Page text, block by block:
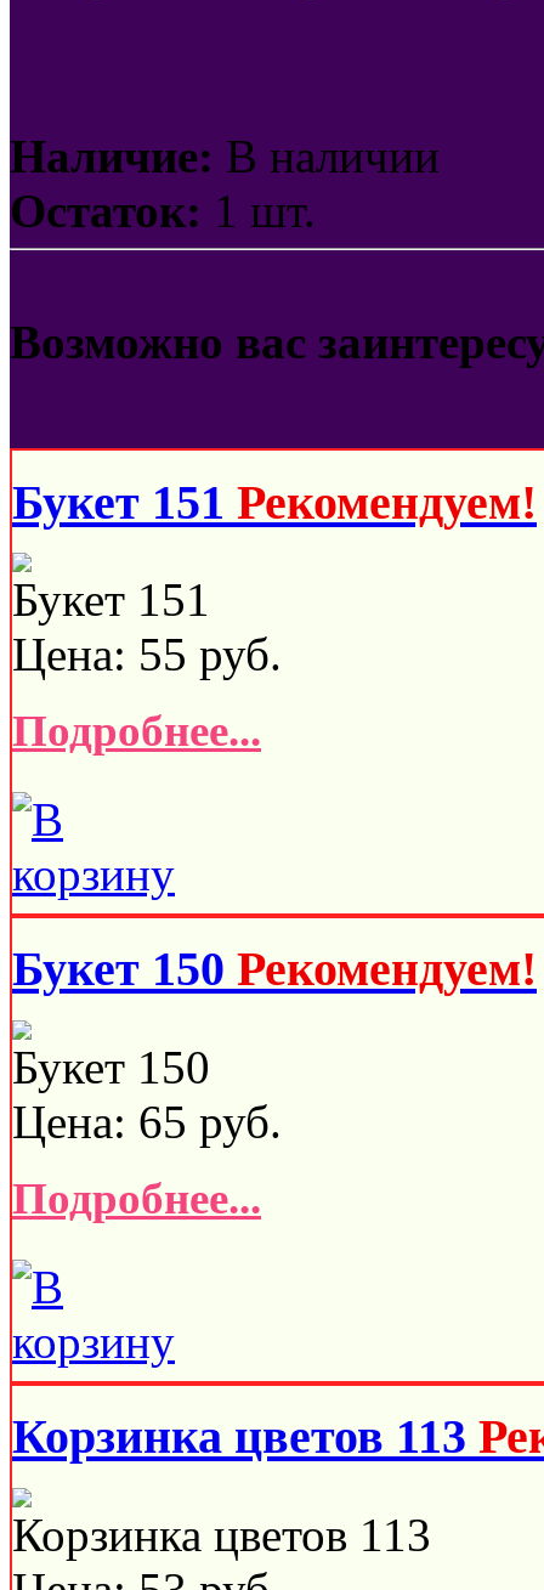
Наличие: В наличии
Остаток: 1 шт.
Возможно вас
Букет 151 Рекомендуем!
Букет 151
Цена: 55 руб.
Подробнее...
Букет 150 Рекомендуем!
Букет 150
Цена: 65 руб.
Подробнее...
Корзинка цветов 113
Корзинка цветов 113